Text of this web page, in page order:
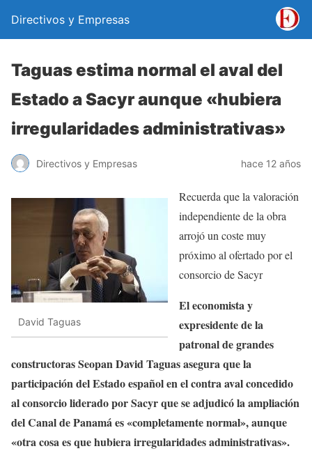
Directivos y Empresas
Taguas estima normal el aval del
Estado a Sacyr aunque «hubiera
irregularidades administrativas»
Directivos y Empresas hace 12 años
David Taguas
Recuerda que la valoración
independiente de la obra
arrojó un coste muy
próximo al ofertado por el
consorcio de Sacyr
El economista y
expresidente de la
patronal de grandes
constructoras Seopan David Taguas asegura que la
participación del Estado español en el contra aval concedido
al consorcio liderado por Sacyr que se adjudicó la ampliación
del Canal de Panamá es «completamente normal», aunque
«otra cosa es que hubiera irregularidades administrativas».